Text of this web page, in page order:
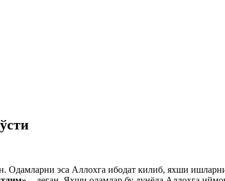
Одамларни эса Аллохга ибодат килиб, яхши